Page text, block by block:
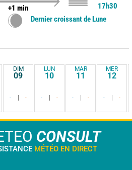
+1 min
17h30
Dernier croissant de Lune
DIM
09
- -
LUN
10
- -
MAR
11
- -
MER
12
- -
CONSULT
MÉTÉO EN DIRECT